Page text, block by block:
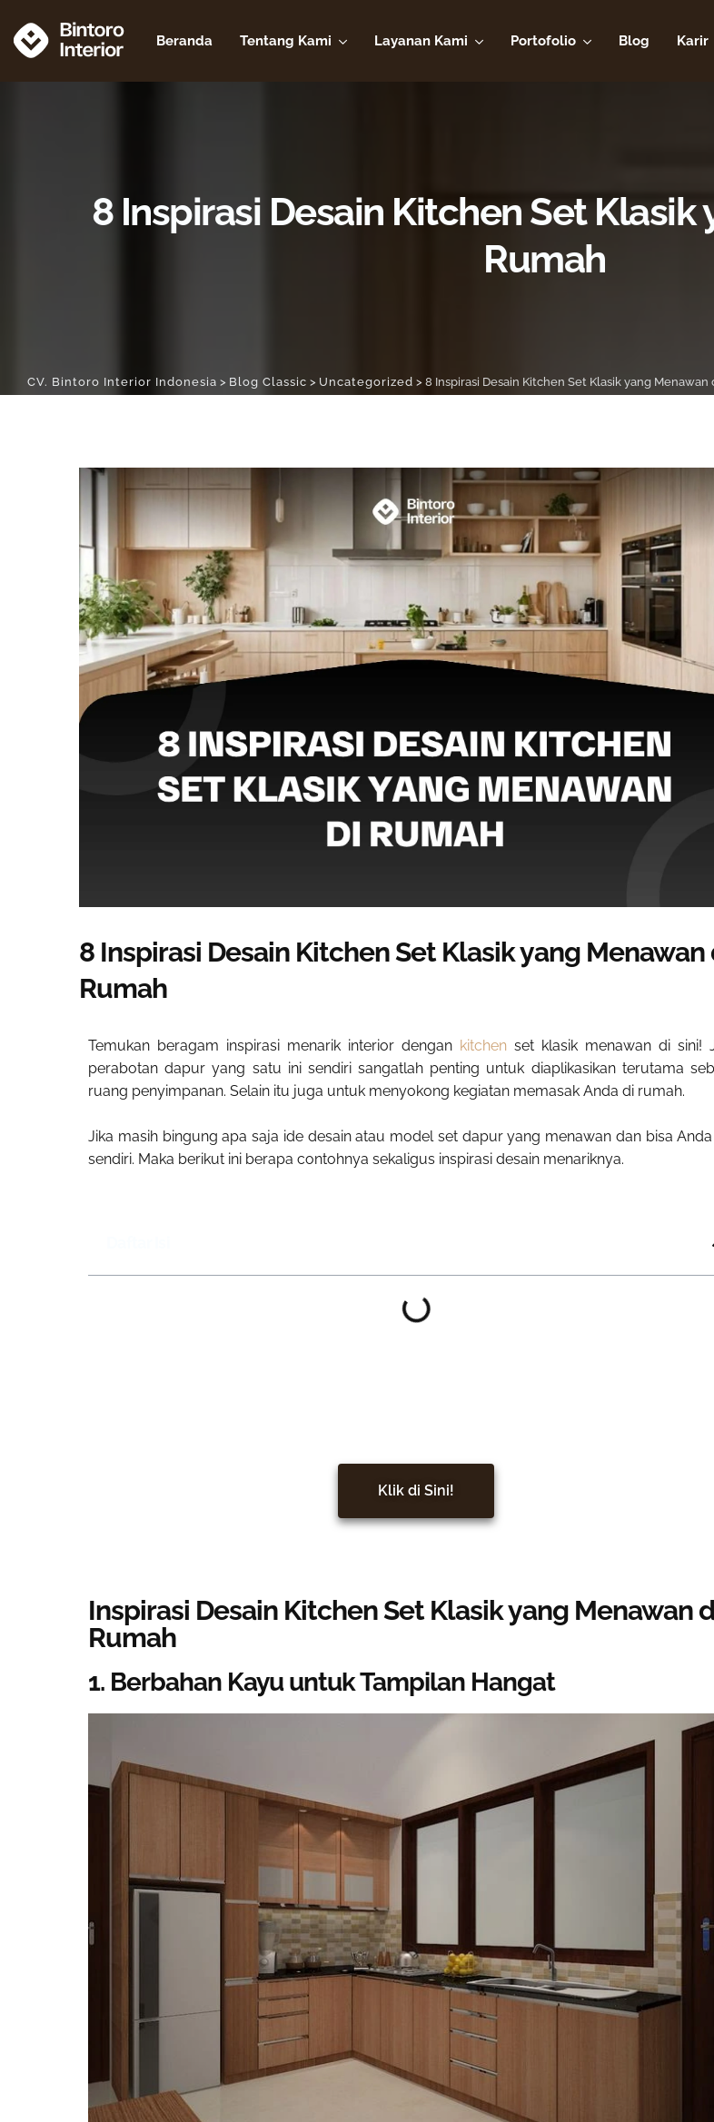
Beranda Tentang Kami Layanan Kami Portofolio Blog Karir
8 Inspirasi Desain Kitchen Set Klasik
Rumah
CV. Bintoro Interior Indonesia > Blog Classic > Uncategorized > 8 Inspirasi Desain Kitchen Set Klasik yang Menawan
8 Inspirasi Desain Kitchen Set Klasik yang Menawan
Rumah
Temukan beragam inspirasi menarik interior dengan kitchen set klasik menawan di sini!
perabotan dapur yang satu ini sendiri sangatlah penting untuk diaplikasikan terutama
ruang penyimpanan. Selain itu juga untuk menyokong kegiatan memasak Anda di rumah.
Jika masih bingung apa saja ide desain atau model set dapur yang menawan dan bisa
sendiri. Maka berikut ini berapa contohnya sekaligus inspirasi desain menariknya.
Klik di Sini!
Inspirasi Desain Kitchen Set Klasik yang Menawan
Rumah
1. Berbahan Kayu untuk Tampilan Hangat